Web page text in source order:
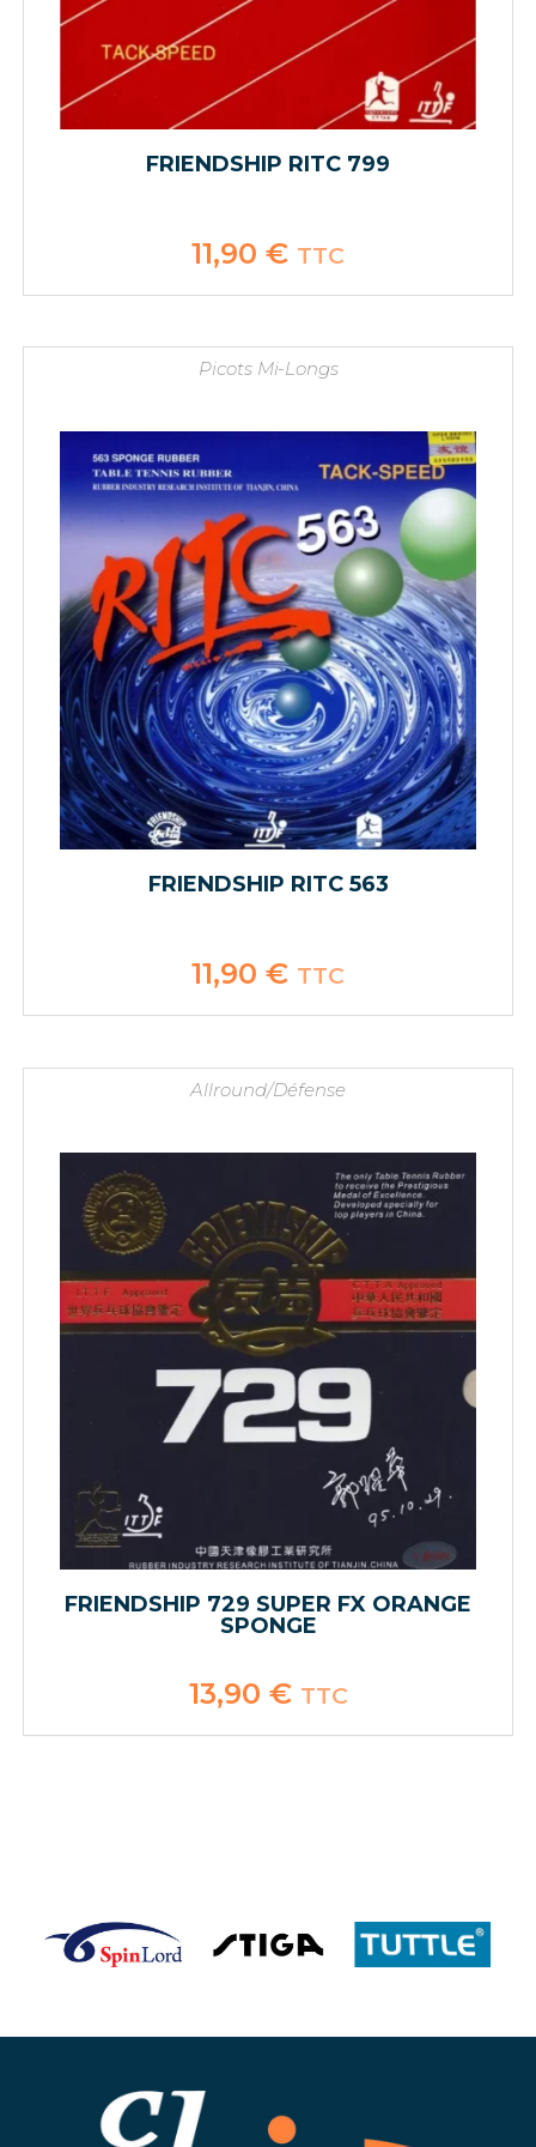
FRIENDSHIP RITC 799
11,90 € TTC
Picots Mi-Longs
FRIENDSHIP RITC 563
11,90 € TTC
Allround/Défense
FRIENDSHIP 729 SUPER FX ORANGE
SPONGE
13,90 € TTC